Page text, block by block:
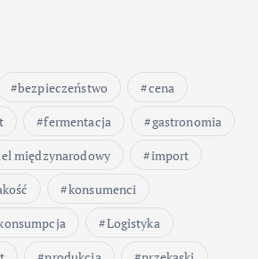
w
a
n
i
e
bezpieczeństwo
cena
fermentacja
gastronomia
międzynarodowy
import
konsumenci
Logistyka